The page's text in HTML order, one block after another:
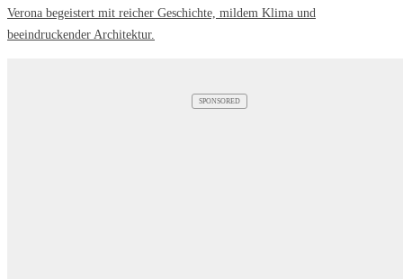
Verona begeistert mit reicher Geschichte, mildem Klima und
beeindruckender Architektur.
SPONSORED